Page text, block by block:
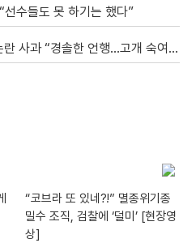
선수들도 못 하기는 했다”
과 “경솔한 언행…고개 숙여 사과”
“코브라 또 있네?!” 멸종위기종
밀수 조직, 검찰에 ‘덜미’ [현장영
상]